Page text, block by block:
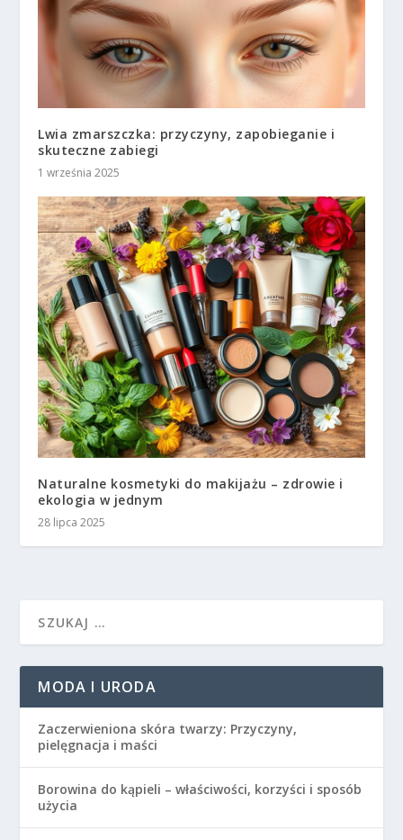
Lwia zmarszczka: przyczyny, zapobieganie i
skuteczne zabiegi
1 września 2025
Naturalne kosmetyki do makijażu – zdrowie i
ekologia w jednym
28 lipca 2025
MODA I URODA
Zaczerwieniona skóra twarzy: Przyczyny,
pielęgnacja i maści
Borowina do kąpieli – właściwości, korzyści i sposób
użycia